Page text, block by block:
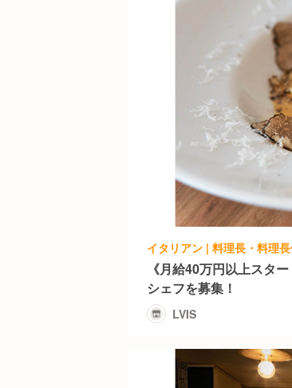
イタリアン | 料理長・料理
《月給40万円以上スタ
シェフを募集！
LVIS